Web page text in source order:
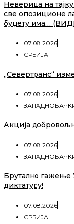
Неверица на
све опозиционе
буџету има…
07.08.2026
СРБИЈА
„Севертранс“
07.08.2026
Акција
07.08.2026
Брутално гажење
диктатуру!
07.08.2026
СРБИЈА